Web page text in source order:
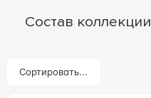
Состав коллекции
Сортировать...